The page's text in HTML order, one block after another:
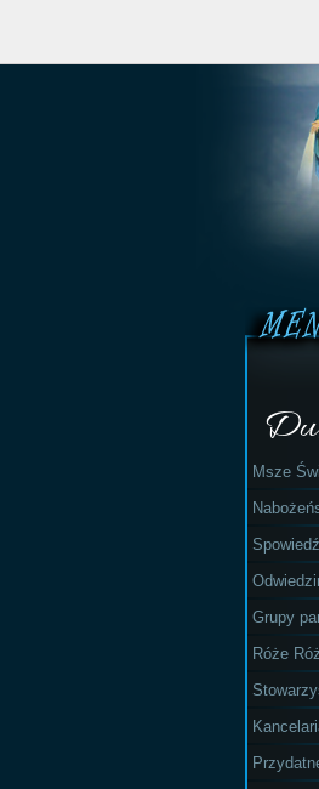
Msze
Spowiedź
Grupy
Róże